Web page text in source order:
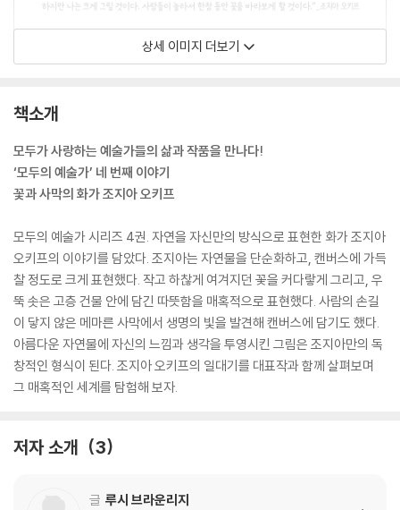
상세 이미지 더보기
책소개
모두가 사랑하는 예술가들의 삶과 작품을 만나다!
‘모두의 예술가’ 네 번째 이야기
꽃과 사막의 화가 조지아 오키프
모두의 예술가 시리즈 4권. 자연을 자신만의 방식으로 표현한 화가 조지아
오키프의 이야기를 담았다. 조지아는 자연물을 단순화하고, 캔버스에 가득
찰 정도로 크게 표현했다. 작고 하찮게 여겨지던 꽃을 커다랗게 그리고, 우
뚝 솟은 고층 건물 안에 담긴 따뜻함을 매혹적으로 표현했다. 사람의 손길
이 닿지 않은 메마른 사막에서 생명의 빛을 발견해 캔버스에 담기도 했다.
아름다운 자연물에 자신의 느낌과 생각을 투영시킨 그림은 조지아만의 독
창적인 형식이 된다. 조지아 오키프의 일대기를 대표작과 함께 살펴보며
그 매혹적인 세계를 탐험해 보자.
저자 소개 3
글 루시 브라운리지